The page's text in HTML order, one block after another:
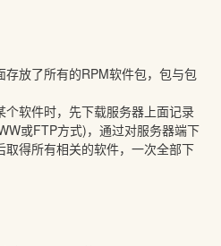
放了所有的RPM软件包，包与包
软件时，先下载服务器上面记录
或FTP方式)，通过对服务器端下
得所有相关的软件，一次全部下